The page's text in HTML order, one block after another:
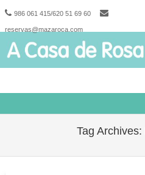
986 061 415/620 51 69 60
reservas@mazaroca.com
Tag Archives: